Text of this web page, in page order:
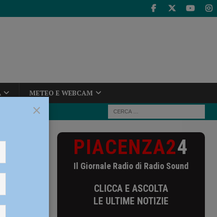
METEO E WEBCAM
il primo
il
PIACENZA24
Il Giornale Radio di Radio Sound
CLICCA E ASCOLTA
LE ULTIME NOTIZIE
×